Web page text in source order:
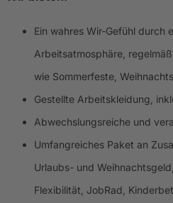
Ein wahres Wir-Gefühl durch
Arbeitsatmosphäre,
wie Sommerfeste,
Gestellte Arbeitskleidung,
Abwechslungsreiche und
Umfangreiches Paket an
Urlaubs- und
Flexibilität, JobRad,